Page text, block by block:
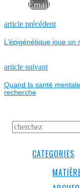
Email
NAVIGATION
DE
L’ARTICLE
article précédentPrevious
L’épigénétique joue
article suivantNext
Quand la santé
recherche
CATEGORIES